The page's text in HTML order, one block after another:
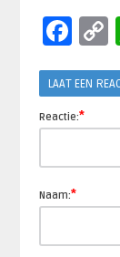
LAAT EEN
Reactie:*
Naam:*